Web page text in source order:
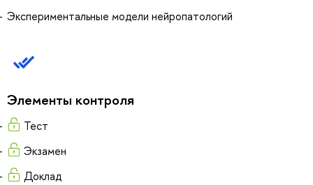
Экспериментальные модели нейропатологий
Элементы контроля
Тест
Экзамен
Доклад